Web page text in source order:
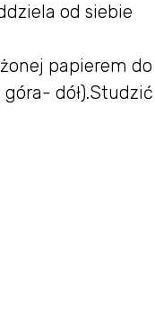
od siebie
papierem do
dół).Studzić